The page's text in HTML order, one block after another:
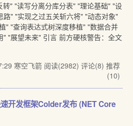
" "读写分离分库分表" "理论基础" "设
" "实现之过五关斩六将" "动态对象"
" "查询表达式树深度移植" "数据合并
"展望未来" 引言 前方硬核警告：全文
寒空飞箭 阅读(2982) 评论(8) 推荐
(10)
开发框架Colder发布 (NET Core